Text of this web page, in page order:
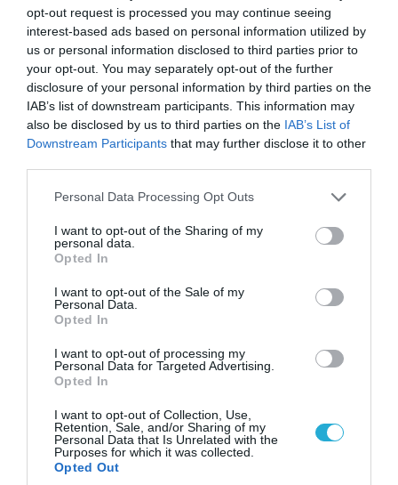
opt-out request is processed you may continue seeing
interest-based ads based on personal information utilized by
us or personal information disclosed to third parties prior to
your opt-out. You may separately opt-out of the further
disclosure of your personal information by third parties on the
IAB’s list of downstream participants. This information may
also be disclosed by us to third parties on the IAB’s List of
Downstream Participants that may further disclose it to other
Please note that this website/app uses one or more Google
not limited to your visit or usage behaviour. You may click to
grant or deny consent to Google and its third-party tags to
use your data for below specified purposes in below Google
consent section.
Personal Data Processing Opt Outs
I want to opt-out of the Sharing of my
personal data.
Opted In
I want to opt-out of the Sale of my
Personal Data.
Opted In
I want to opt-out of processing my
Personal Data for Targeted Advertising.
Opted In
I want to opt-out of Collection, Use,
Retention, Sale, and/or Sharing of my
Personal Data that Is Unrelated with the
Purposes for which it was collected.
Opted Out
FOCUS ON
07.08.2026 | 15:02
TASS: Ρώσοι χάκερ αποκάλυψαν